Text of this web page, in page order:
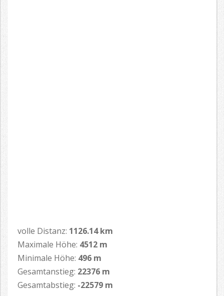
volle Distanz: 1126.14 km
Maximale Höhe: 4512 m
Minimale Höhe: 496 m
Gesamtanstieg: 22376 m
Gesamtabstieg: -22579 m